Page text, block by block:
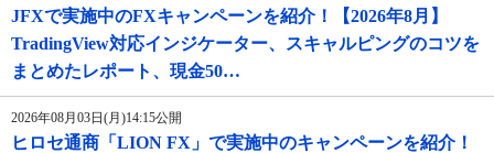
JFXで実施中のFXキャンペーンを紹介！【2026年8月】
TradingView対応インジケーター、スキャルピングのコツを
まとめたレポート、現金50…
2026年08月03日(月)14:15公開
ヒロセ通商「LION FX」で実施中のキャンペーンを紹介！